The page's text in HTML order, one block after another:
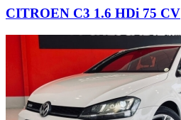
CITROEN C3 1.6 HDi 75 CV